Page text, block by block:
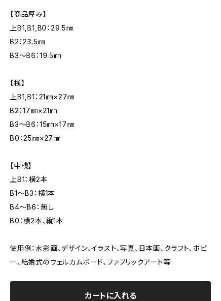
【商品厚み】
上B1,B1,B0：29.5㎜
B2：23.5㎜
B3～B6：19.5㎜
【桟】
上B1,B1：21㎜×27㎜
B2：17㎜×21㎜
B3～B6：15㎜×17㎜
B0：25㎜×27㎜
【中桟】
上B1：横2本
B1～B3：横1本
B4～B6：無し
B0：横2本、縦1本
使用例：水彩画、デザイン、イラスト、写真、日本画、クラフト、ホビ
ー、結婚式のウェルカムボード、ファブリックアート等
カートに入れる